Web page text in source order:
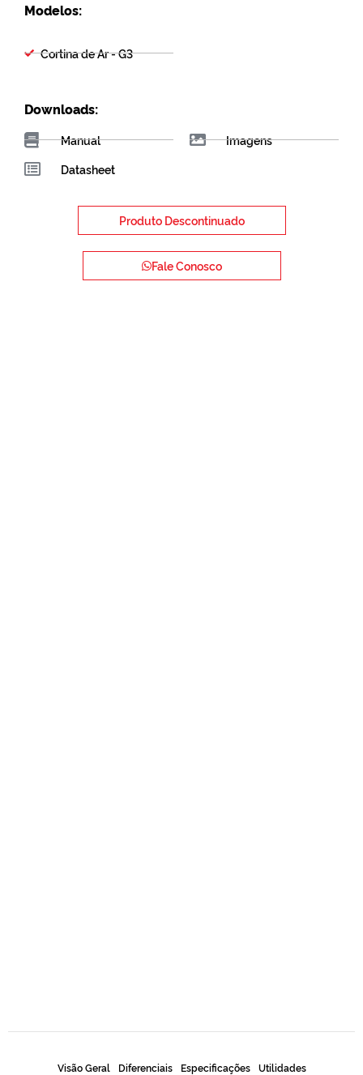
Modelos:
Cortina de Ar - G3
Downloads:
Manual
Datasheet
Imagens
Produto Descontinuado
Fale Conosco
Visão Geral Diferenciais Especificações Utilidades